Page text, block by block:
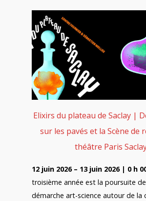
Elixirs du plateau de Saclay |
sur les pavés et la Scène de
théâtre Paris
12 juin 2026 – 13 juin 2026 | 0 h
troisième année est la poursuite
démarche art-science autour de la